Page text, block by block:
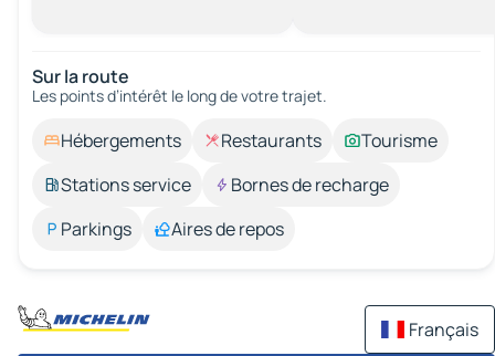
Sur la route
Les points d’intérêt le long de votre trajet.
Hébergements Restaurants
Tourisme
Stations service
Bornes de recharge
Parkings
Aires de repos
Français